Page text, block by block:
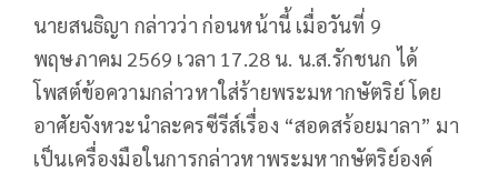
นายสนธิญา กล่าวว่า ก่อนหน้านี้ เมื่อวันที่ 9
พฤษภาคม 2569 เวลา 17.28 น. น.ส.รักชนก ได้
โพสต์ข้อความกล่าวหาใส่ร้ายพระมหากษัตริย์ โดย
อาศัยจังหวะนำละครซีรีส์เรื่อง “สอดสร้อยมาลา” มา
เป็นเครื่องมือในการกล่าวหาพระมหากษัตริย์องค์